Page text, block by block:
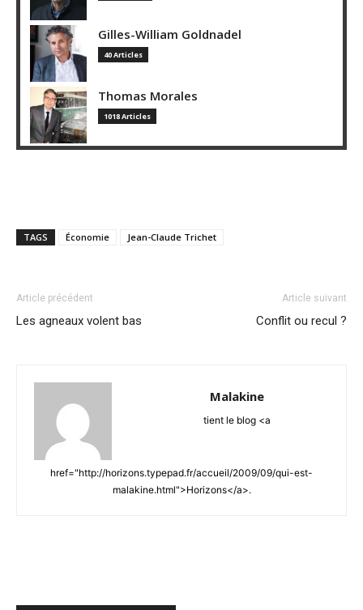
Gilles-William Goldnadel
40 Articles
Thomas Morales
1018 Articles
TAGS Économie Jean-Claude Trichet
Article précédent
Les agneaux volent bas
Article suivant
Conflit ou recul ?
Malakine
tient le blog <a
href="http://horizons.typepad.fr/accueil/2009/09/qui-est-
malakine.html">Horizons</a>.